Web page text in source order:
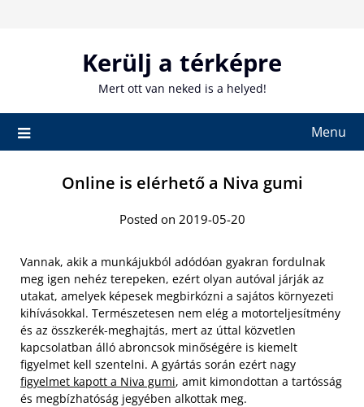
Kerülj a térképre
Mert ott van neked is a helyed!
Menu
Online is elérhető a Niva gumi
Posted on 2019-05-20
Vannak, akik a munkájukból adódóan gyakran fordulnak
meg igen nehéz terepeken, ezért olyan autóval járják az
utakat, amelyek képesek megbirkózni a sajátos környezeti
kihívásokkal. Természetesen nem elég a motorteljesítmény
és az összkerék-meghajtás, mert az úttal közvetlen
kapcsolatban álló abroncsok minőségére is kiemelt
figyelmet kell szentelni. A gyártás során ezért nagy
figyelmet kapott a Niva gumi, amit kimondottan a tartósság
és megbízhatóság jegyében alkottak meg.